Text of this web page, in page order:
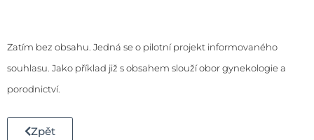
Zatím bez obsahu. Jedná se o pilotní projekt informovaného
souhlasu. Jako příklad již s obsahem slouží obor gynekologie a
porodnictví.
Zpět